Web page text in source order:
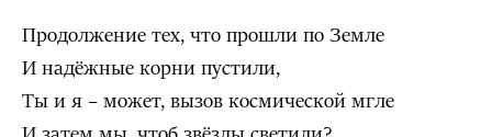
Продолжение тех, что прошли по Земле
И надёжные корни пустили,
Ты и я – может, вызов космической мгле